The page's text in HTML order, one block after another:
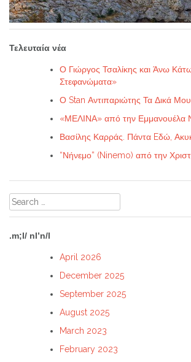
Τελευταία νέα
Ο Γιώργος Τσαλίκης και Άνω
Στεφανώματα»
Ο Stan Αντιπαριώτης Τα Δικά
«ΜΕΛΙΝΑ» από την Εμμανουέλα
Βασίλης Καρράς. Πάντα Eδώ,
“Νήνεμο” (Ninemo) από την
Search
for:
.m;l/ nl’n/l
April 2026
December 2025
September 2025
August 2025
March 2023
February 2023